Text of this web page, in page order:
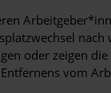
nach
oder zeigen
vom